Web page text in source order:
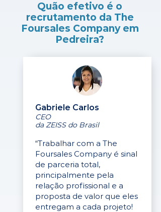
Quão efetivo é o
recrutamento da The
Foursales Company em
Pedreira?
Gabriele Carlos
CEO
da ZEISS do Brasil
“Trabalhar com a The
Foursales Company é sinal
de parceria total,
principalmente pela
relação profissional e a
proposta de valor que eles
entregam a cada projeto!